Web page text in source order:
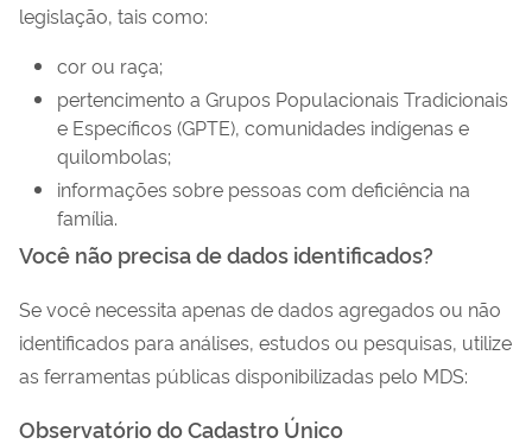
legislação, tais como:
cor ou raça;
pertencimento a Grupos Populacionais Tradicionais
e Específicos (GPTE), comunidades indígenas e
quilombolas;
informações sobre pessoas com deficiência na
família.
Você não precisa de dados identificados?
Se você necessita apenas de dados agregados ou não
identificados para análises, estudos ou pesquisas, utilize
as ferramentas públicas disponibilizadas pelo MDS:
Observatório do Cadastro Único